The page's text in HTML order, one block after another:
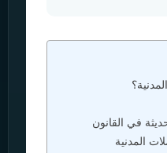
في القانون
المدنية